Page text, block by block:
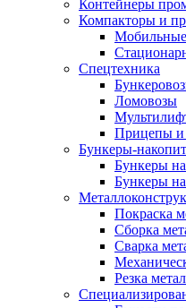
Контейнеры
Компакторы и
Спецтехника
Ломовозы
Прицепы и
Бункеры-
Бункеры
Бункеры
Покраска
Сборка
Сварка
Резка